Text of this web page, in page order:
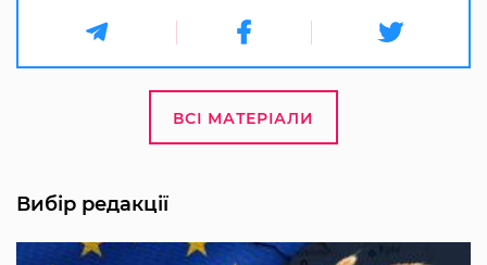
ВСІ МАТЕРІАЛИ
Вибір редакції